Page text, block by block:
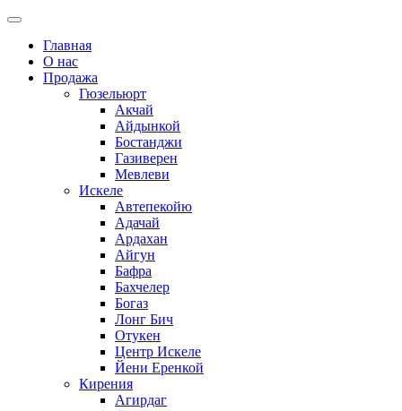
Главная
О нас
Продажа
Гюзельюрт
Акчай
Айдынкой
Бостанджи
Газиверен
Мевлеви
Искеле
Автепекойю
Адачай
Ардахан
Айгун
Бафра
Бахчелер
Богаз
Лонг Бич
Отукен
Центр Искеле
Йени Еренкой
Кирения
Агирдаг